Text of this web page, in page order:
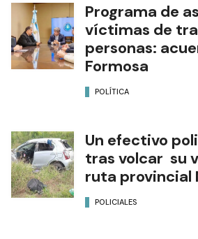
Programa de
víctimas de
personas:
Formosa
POLÍTICA
Un efectivo
tras volcar su
ruta provincial
POLICIALES